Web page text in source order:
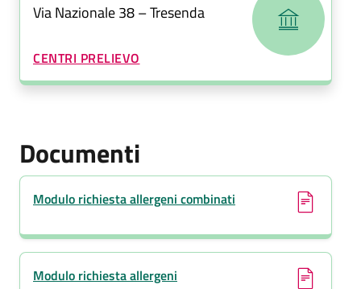
Via Nazionale 38 – Tresenda
CATEGORIA CORRELATA:
CENTRI PRELIEVO
Documenti
Modulo richiesta allergeni combinati
(si apre in una nuova finestra)
Modulo richiesta allergeni
(si apre in una nuova finestra)